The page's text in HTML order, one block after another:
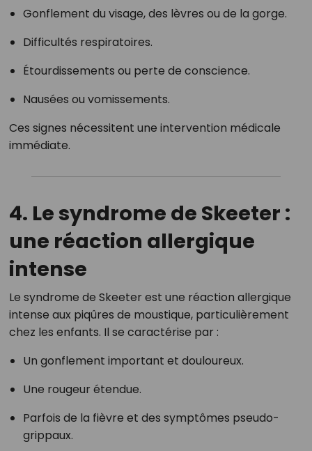
Gonflement du visage, des lèvres ou de la gorge.
Difficultés respiratoires.
Étourdissements ou perte de conscience.
Nausées ou vomissements.
Ces signes nécessitent une intervention médicale
immédiate.
4. Le syndrome de Skeeter :
une réaction allergique
intense
Le syndrome de Skeeter est une réaction allergique
intense aux piqûres de moustique, particulièrement
chez les enfants. Il se caractérise par :
Un gonflement important et douloureux.
Une rougeur étendue.
Parfois de la fièvre et des symptômes pseudo-
grippaux.